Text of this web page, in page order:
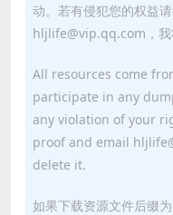
动。若有侵犯您的权益
hljlife@vip.qq.com，我
All resources come
participate in any
any violation of your
proof and email
delete it.
如果下载资源文件后缀为